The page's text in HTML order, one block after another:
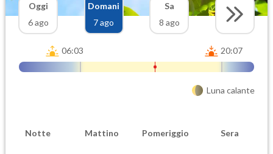
Oggi
6 ago
Domani
7 ago
Sa
8 ago
06:03 20:07
Luna calante
Notte Mattino Pomeriggio Sera